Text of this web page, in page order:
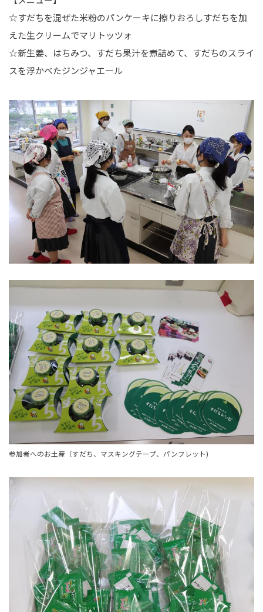
☆すだちを混ぜた米粉のパンケーキに擦りおろしすだちを加
えた生クリームでマリトッツォ
☆新生姜、はちみつ、すだち果汁を煮詰めて、すだちのスライ
スを浮かべたジンジャエール
参加者へのお土産（すだち、マスキングテープ、パンフレット)